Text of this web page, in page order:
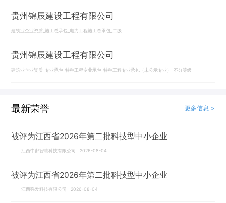
贵州锦辰建设工程有限公司
建筑业企业资质_施工总承包_电力工程施工总承包_二级
贵州锦辰建设工程有限公司
建筑业企业资质_专业承包_特种工程专业承包_特种工程专业承包（未公示专业）_不分等级
最新荣誉 更多信息 >
被评为江西省2026年第二批科技型中小企业
江西中鄱智慧科技有限公司 2026-08-04
被评为江西省2026年第二批科技型中小企业
江西强发科技有限公司 2026-08-04